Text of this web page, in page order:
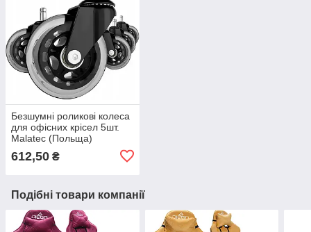
Безшумні роликові колеса
для офісних крісел 5шт.
Malatec (Польща)
612,50 ₴
Подібні товари компанії